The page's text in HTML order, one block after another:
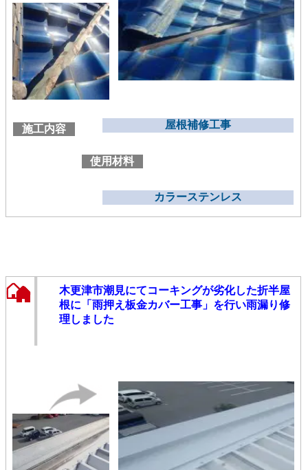
施工内容 屋根補修工事
使用材料
カラーステンレス
木更津市潮見にてコーキングが劣化した折半屋
根に「雨押え板金カバー工事」を行い雨漏り修
理しました